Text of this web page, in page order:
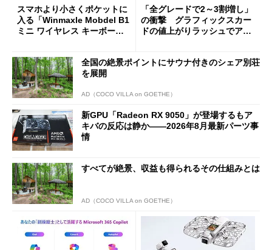
スマホより小さくポケットに
入る「Winmaxle Mobdel B1
ミニ ワイヤレス キーボー
「全グレードで2～3割増し」
の衝撃 グラフィックスカー
ドの値上がりラッシュでアキ
全国の絶景ポイントにサウナ付きのシェア別荘
を展開
AD（COCO VILLA on GOETHE）
新GPU「Radeon RX 9050」が登場するもア
キバの反応は静か――2026年8月最新パーツ事
情
すべてが絶景、収益も得られるその仕組みとは
AD（COCO VILLA on GOETHE）